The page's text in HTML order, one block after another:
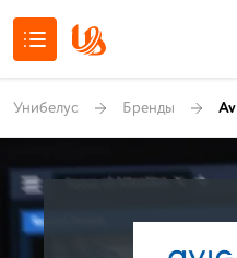
Унибелус Бренды